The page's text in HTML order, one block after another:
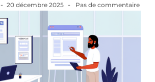
- 20 décembre 2025 - Pas de commentaire